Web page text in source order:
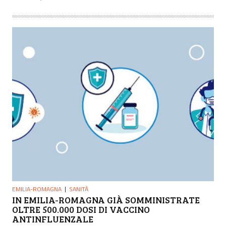
EMILIA-ROMAGNA SANITÀ
IN EMILIA-ROMAGNA GIÀ SOMMINISTRATE
OLTRE 500.000 DOSI DI VACCINO
ANTINFLUENZALE